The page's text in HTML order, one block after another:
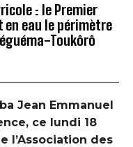
: le Premier
eau le périmètre
Toukôrô
Jean Emmanuel
ce lundi 18
l’Association des